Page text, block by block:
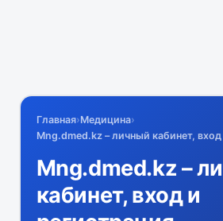
Главная›Медицина›
Mng.dmed.kz – личный кабинет,
Mng.dmed.kz –
кабинет, вход и